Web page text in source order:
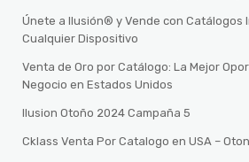
Únete a Ilusión® y Vende con Catálogos
Cualquier Dispositivo
Venta de Oro por Catálogo: La Mejor
Negocio en Estados Unidos
Ilusion Otoño 2024 Campaña 5
Cklass Venta Por Catalogo en USA –